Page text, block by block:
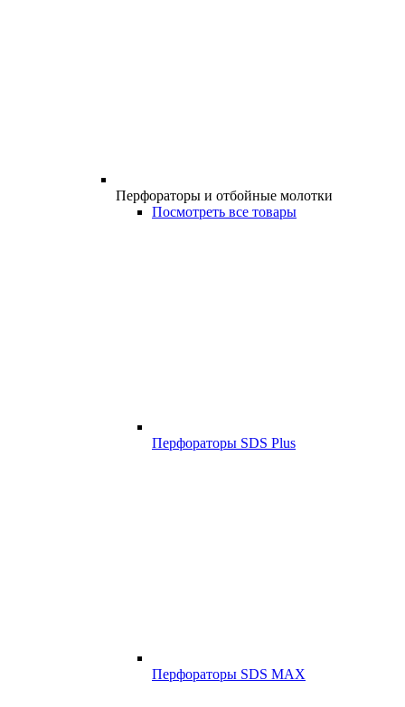
Перфораторы и отбойные молотки
Посмотреть все товары
Перфораторы SDS Plus
Перфораторы SDS MAX